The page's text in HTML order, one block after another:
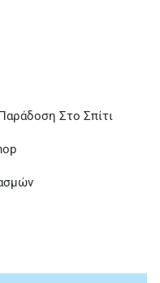
Στο Σπίτι